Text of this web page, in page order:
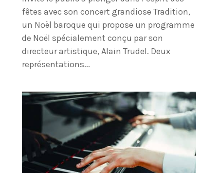
fêtes avec son concert grandiose Tradition,
un Noël baroque qui propose un programme
de Noël spécialement conçu par son
directeur artistique, Alain Trudel. Deux
représentations...